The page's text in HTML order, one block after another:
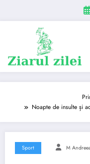
conținut
Noapte de insulte și
Sport M